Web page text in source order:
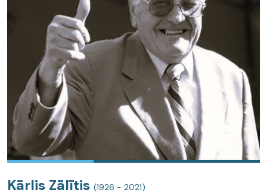
Kārlis Zālītis (1926 - 2021)